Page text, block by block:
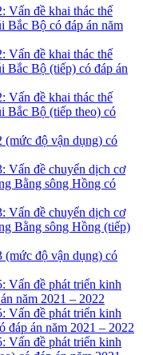
Vấn đề khai thác thế
Bắc Bộ có đáp án năm
Vấn đề khai thác thế
Bắc Bộ (tiếp) có đáp án
Vấn đề khai thác thế
Bắc Bộ (tiếp theo) có
độ vận dụng) có
Vấn đề chuyển dịch cơ
Bằng sông Hồng có
Vấn đề chuyển dịch cơ
Bằng sông Hồng (tiếp)
độ vận dụng) có
Vấn đề phát triển kinh
năm 2021 – 2022
Vấn đề phát triển kinh
đáp án năm 2021 – 2022
Vấn đề phát triển kinh